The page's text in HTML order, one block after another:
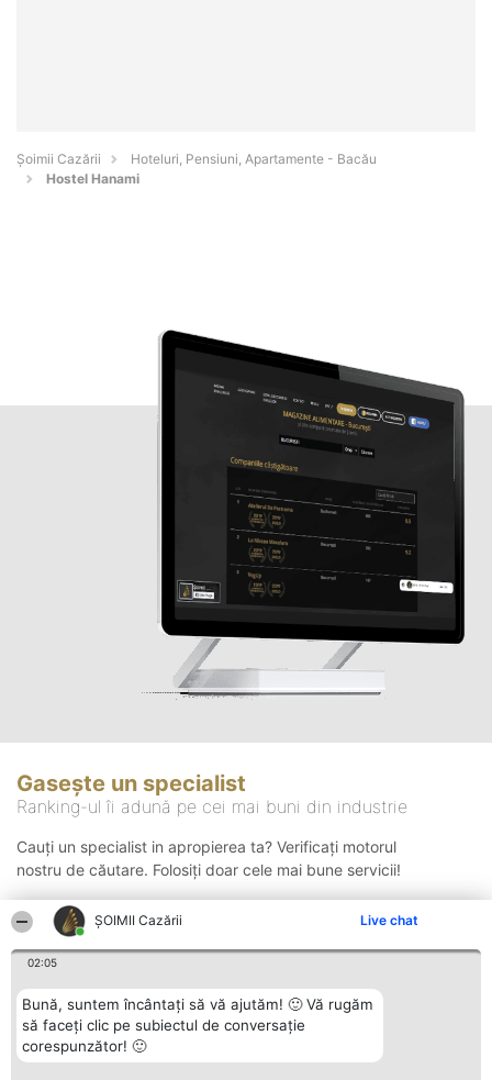
ȘOIMII Cazării Live chat
02:05
Bună, suntem încântați să vă ajutăm! 🙂 Vă rugăm
să faceți clic pe subiectul de conversație
corespunzător! 🙂
Șoimii Cazării
Hoteluri, Pensiuni, Apartamente - Bacău
Hostel Hanami
Gasește un specialist
Ranking-ul îi adună pe cei mai buni din industrie
Cauți un specialist in apropierea ta? Verificați motorul
nostru de căutare. Folosiți doar cele mai bune servicii!